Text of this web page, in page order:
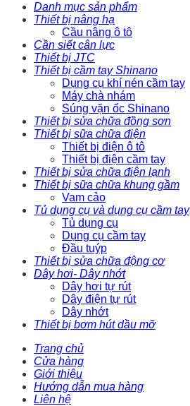
Danh mục sản phẩm
Thiết bị nâng hạ
Cầu nâng ô tô
Cần siết cân lực
Thiết bị JTC
Thiết bị cầm tay Shinano
Dụng cụ khí nén cầm tay
Máy chà nhám
Súng vặn ốc Shinano
Thiết bị sửa chữa đồng sơn
Thiết bị sữa chữa điện
Thiết bị điện ô tô
Thiết bị điện cầm tay
Thiết bị sửa chữa điện lạnh
Thiết bị sữa chữa khung gầm
Vam cảo
Tủ dụng cụ và dụng cụ cầm tay
Tủ dụng cụ
Dụng cụ cầm tay
Đầu tuýp
Thiết bị sửa chữa động cơ
Dây hơi- Dây nhớt
Dây hơi tự rút
Dây điện tự rút
Dây nhớt
Thiết bị bơm hút dầu mỡ
Trang chủ
Cửa hàng
Giới thiệu
Hướng dẫn mua hàng
Liên hệ